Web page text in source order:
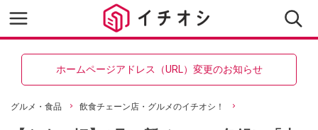
ホームページアドレス（URL）変更のお知らせ
グルメ・食品 飲食チェーン店・グルメのイチオシ！